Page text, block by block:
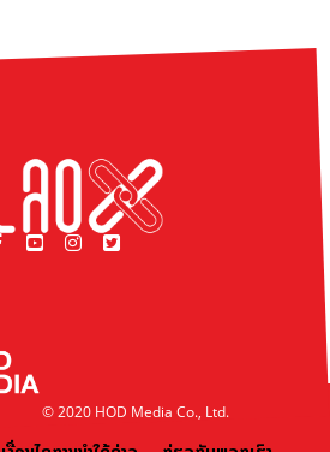
© 2020 HOD Media Co., Ltd.